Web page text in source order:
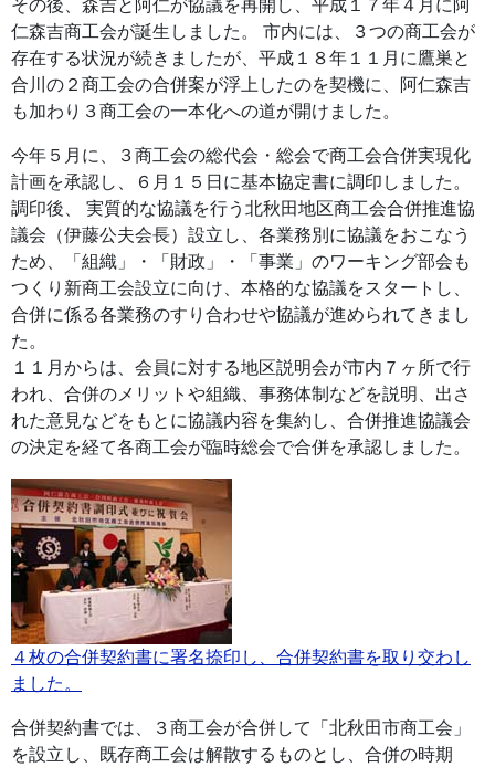
その後、森吉と阿仁が協議を再開し、平成１７年４月に阿
仁森吉商工会が誕生しました。 市内には、３つの商工会が
存在する状況が続きましたが、平成１８年１１月に鷹巣と
合川の２商工会の合併案が浮上したのを契機に、阿仁森吉
も加わり３商工会の一本化への道が開けました。
今年５月に、３商工会の総代会・総会で商工会合併実現化
計画を承認し、６月１５日に基本協定書に調印しました。
調印後、 実質的な協議を行う北秋田地区商工会合併推進協
議会（伊藤公夫会長）設立し、各業務別に協議をおこなう
ため、「組織」・「財政」・「事業」のワーキング部会も
つくり新商工会設立に向け、本格的な協議をスタートし、
合併に係る各業務のすり合わせや協議が進められてきまし
た。
１１月からは、会員に対する地区説明会が市内７ヶ所で行
われ、合併のメリットや組織、事務体制などを説明、出さ
れた意見などをもとに協議内容を集約し、合併推進協議会
の決定を経て各商工会が臨時総会で合併を承認しました。
４枚の合併契約書に署名捺印し、合併契約書を取り交わし
ました。
合併契約書では、３商工会が合併して「北秋田市商工会」
を設立し、既存商工会は解散するものとし、合併の時期